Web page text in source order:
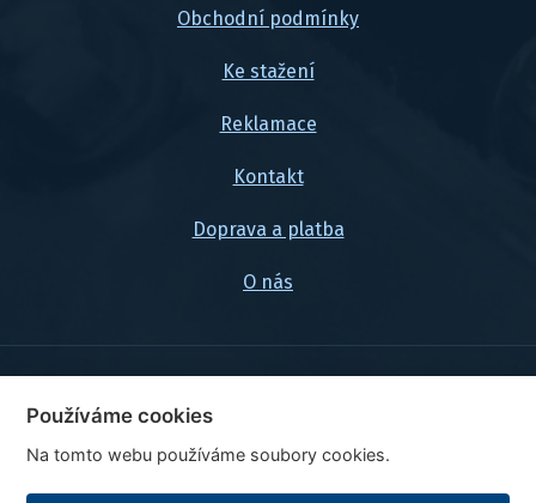
Obchodní podmínky
Ke stažení
Reklamace
Kontakt
Doprava a platba
O nás
© 2026, FlexaMi Auto s.r.o.
Ceny jsou uvedeny vč. DPH
Používáme cookies
Na tomto webu používáme soubory cookies.